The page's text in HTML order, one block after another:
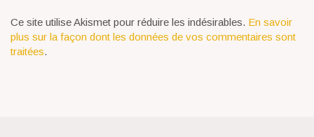
Ce site utilise Akismet pour réduire les indésirables. En savoir
plus sur la façon dont les données de vos commentaires sont
traitées.